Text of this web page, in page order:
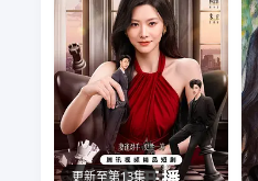
更新至第13集